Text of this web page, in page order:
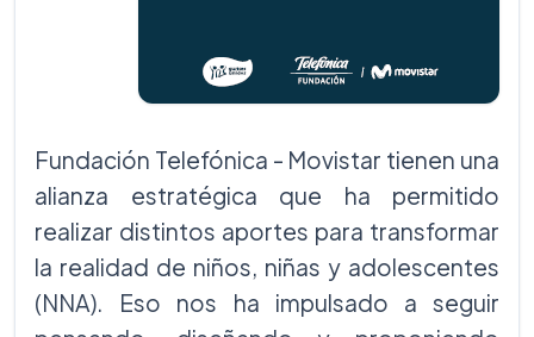
Fundación Telefónica - Movistar tienen una
alianza estratégica que ha permitido
realizar distintos aportes para transformar
la realidad de niños, niñas y adolescentes
(NNA). Eso nos ha impulsado a seguir